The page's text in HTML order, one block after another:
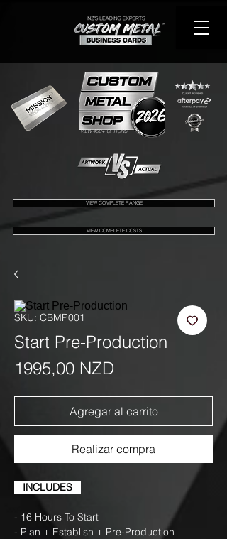
VIEW 450+ OPTIONS
VIEW COMPLETE RANGE
VIEW COMPLETE COSTS
SKU: CBMP001
Start Pre-Production
1995,00 NZD
Agregar al carrito
Realizar compra
INCLUDES
- 16 Hours To Start
- Plan + Establish + Pre-Production